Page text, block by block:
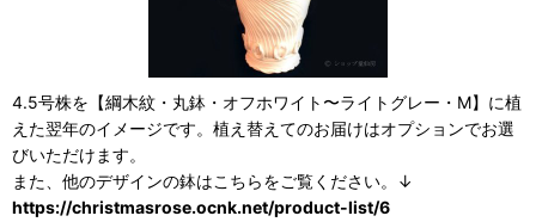
4.5号株を【綱木紋・丸鉢・オフホワイト〜ライトグレー・M】に植
えた翌年のイメージです。植え替えてのお届けはオプションでお選
びいただけます。
また、他のデザインの鉢はこちらをご覧ください。↓
https://christmasrose.ocnk.net/product-list/6